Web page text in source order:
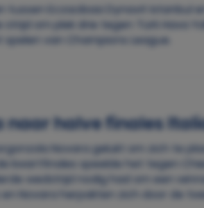
tussen Eczacibasi Dynavit Istanbul
strijd om plek drie tegen Türk Hava
van Champions League.
naar halve finales
Novara gelukt om zich te
kwartfinales speelde het tegen
wedstrijd nodig had om een
en Novara herpakten zich door de